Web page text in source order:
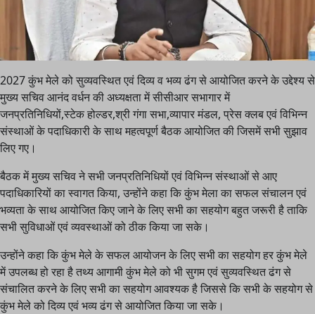
2027 कुंभ मेले को सुव्यवस्थित एवं दिव्य व भव्य ढंग से आयोजित करने के उद्देश्य से
मुख्य सचिव आनंद वर्धन की अध्यक्षता में सीसीआर सभागार में
जनप्रतिनिधियों,स्टेक होल्डर,श्री गंगा सभा,व्यापार मंडल, प्रेस क्लब एवं विभिन्न
संस्थाओं के पदाधिकारी के साथ महत्वपूर्ण बैठक आयोजित की जिसमें सभी सुझाव
लिए गए।
बैठक में मुख्य सचिव ने सभी जनप्रतिनिधियों एवं विभिन्न संस्थाओं से आए
पदाधिकारियों का स्वागत किया, उन्होंने कहा कि कुंभ मेला का सफल संचालन एवं
भव्यता के साथ आयोजित किए जाने के लिए सभी का सहयोग बहुत जरूरी है ताकि
सभी सुविधाओं एवं व्यवस्थाओं को ठीक किया जा सके।
उन्होंने कहा कि कुंभ मेले के सफल आयोजन के लिए सभी का सहयोग हर कुंभ मेले
में उपलब्ध हो रहा है तथ्य आगामी कुंभ मेले को भी सुगम एवं सुव्यवस्थित ढंग से
संचालित करने के लिए सभी का सहयोग आवश्यक है जिससे कि सभी के सहयोग से
कुंभ मेले को दिव्य एवं भव्य ढंग से आयोजित किया जा सके।